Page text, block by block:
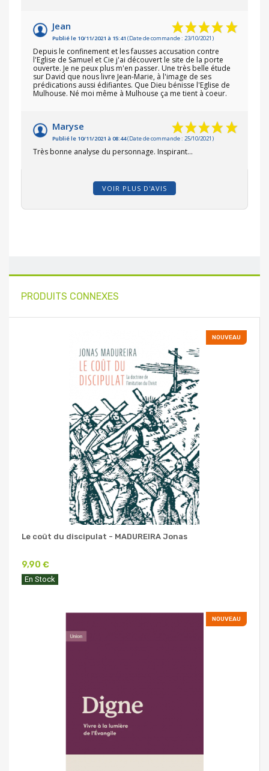
Jean
Publié le 10/11/2021 à 15:41 (Date de commande : 23/10/2021)
Depuis le confinement et les fausses accusation contre
l'Eglise de Samuel et Cie j'ai découvert le site de la porte
ouverte. Je ne peux plus m'en passer. Une très belle étude
sur David que nous livre Jean-Marie, à l'image de ses
prédications aussi édifiantes. Que Dieu bénisse l'Eglise de
Mulhouse. Né moi même à Mulhouse ça me tient à coeur.
Maryse
Publié le 10/11/2021 à 08:44(Date de commande : 25/10/2021)
Très bonne analyse du personnage. Inspirant...
VOIR PLUS D'AVIS
PRODUITS CONNEXES
NOUVEAU
Le coût du discipulat - MADUREIRA Jonas
9,90 €
En Stock
NOUVEAU